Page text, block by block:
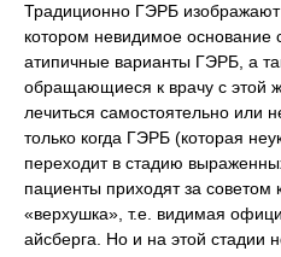
Традиционно ГЭРБ изображают
котором невидимое основание
атипичные варианты ГЭРБ, а
обращающиеся к врачу с этой
лечиться самостоятельно или
только когда ГЭРБ (которая
переходит в стадию
пациенты приходят за советом
«верхушка», т.е. видимая
айсберга. Но и на этой стадии